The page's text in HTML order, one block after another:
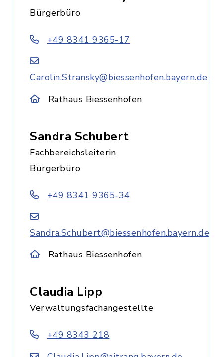
Bürgerbüro
+49 8341 9365-17
Carolin.Stransky@biessenhofen.bayern.de
Rathaus Biessenhofen
Sandra Schubert
Fachbereichsleiterin
Bürgerbüro
+49 8341 9365-34
Sandra.Schubert@biessenhofen.bayern.de
Rathaus Biessenhofen
Claudia Lipp
Verwaltungsfachangestellte
+49 8343 218